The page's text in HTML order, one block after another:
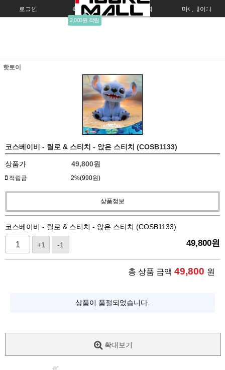
로그인 회원가입
2,000원 적립
주문조회 마이페이지
핫토이
코스베이비 - 릴로 & 스티치 - 앉은 스티치 (COSB1133)
상품가 49,800원
적립금 2%(990원)
상품정보
코스베이비 - 릴로 & 스티치 - 앉은 스티치 (COSB1133)
+1 -1 49,800원
총 상품 금액 49,800 원
상품이 품절되었습니다.
확대보기